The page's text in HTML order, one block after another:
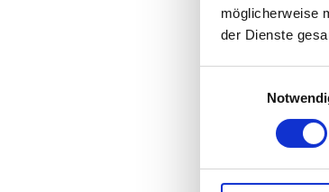
möglicherweise
der Dienste